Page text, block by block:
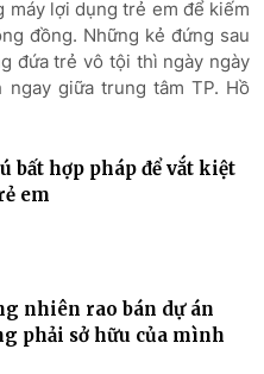
máy lợi dụng trẻ em để kiếm
đồng. Những kẻ đứng sau
đứa trẻ vô tội thì ngày ngày
giữa trung tâm TP. Hồ
bất hợp pháp để vắt kiệt
em
nhiên rao bán dự án
phải sở hữu của mình